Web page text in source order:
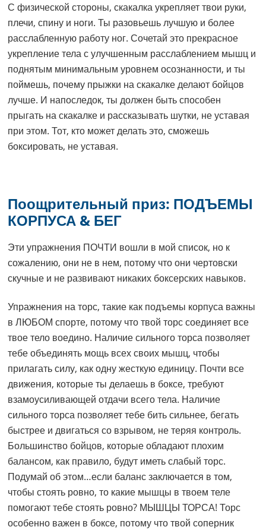
С физической стороны, скакалка укрепляет твои руки,
плечи, спину и ноги. Ты разовьешь лучшую и более
расслабленную работу ног. Сочетай это прекрасное
укрепление тела с улучшенным расслаблением мышц и
поднятым минимальным уровнем осознанности, и ты
поймешь, почему прыжки на скакалке делают бойцов
лучше. И напоследок, ты должен быть способен
прыгать на скакалке и рассказывать шутки, не уставая
при этом. Тот, кто может делать это, сможешь
боксировать, не уставая.
Поощрительный приз: ПОДЪЕМЫ
КОРПУСА & БЕГ
Эти упражнения ПОЧТИ вошли в мой список, но к
сожалению, они не в нем, потому что они чертовски
скучные и не развивают никаких боксерских навыков.
Упражнения на торс, такие как подъемы корпуса важны
в ЛЮБОМ спорте, потому что твой торс соединяет все
твое тело воедино. Наличие сильного торса позволяет
тебе объединять мощь всех своих мышц, чтобы
прилагать силу, как одну жесткую единицу. Почти все
движения, которые ты делаешь в боксе, требуют
взамоусиливающей отдачи всего тела. Наличие
сильного торса позволяет тебе бить сильнее, бегать
быстрее и двигаться со взрывом, не теряя контроль.
Большинство бойцов, которые обладают плохим
балансом, как правило, будут иметь слабый торс.
Подумай об этом…если баланс заключается в том,
чтобы стоять ровно, то какие мышцы в твоем теле
помогают тебе стоять ровно? МЫШЦЫ ТОРСА! Торс
особенно важен в боксе, потому что твой соперник